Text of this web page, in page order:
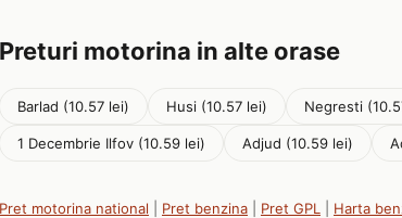
Preturi motorina in alte orase
Barlad (10.57 lei) Husi (10.57 lei) Negresti
1 Decembrie Ilfov (10.59 lei) Adjud (10.59 lei)
Pret motorina national Pret benzina Pret GPL Harta